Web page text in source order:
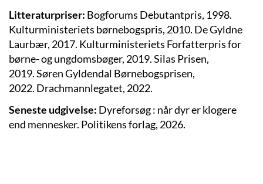
Litteraturpriser: Bogforums Debutantpris, 1998.
Kulturministeriets børnebogspris, 2010. De Gyldne
Laurbær, 2017. Kulturministeriets Forfatterpris for
børne- og ungdomsbøger, 2019. Silas Prisen,
2019.Søren Gyldendal Børnebogsprisen,
2022. Drachmannlegatet, 2022.
Seneste udgivelse: Dyreforsøg : når dyr er klogere
end mennesker. Politikens forlag, 2026.